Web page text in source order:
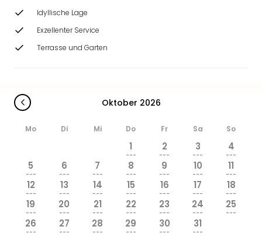
Idyllische Lage
Exzellenter Service
Terrasse und Garten
Oktober 2026
Mo Di Mi Do Fr Sa So
1
---
2
---
3
---
4
---
5
---
6
---
7
---
8
---
9
---
10
---
11
---
12
---
13
---
14
---
15
---
16
---
17
---
18
---
19
---
20
---
21
---
22
---
23
---
24
---
25
---
26
---
27
---
28
---
29
---
30
---
31
---